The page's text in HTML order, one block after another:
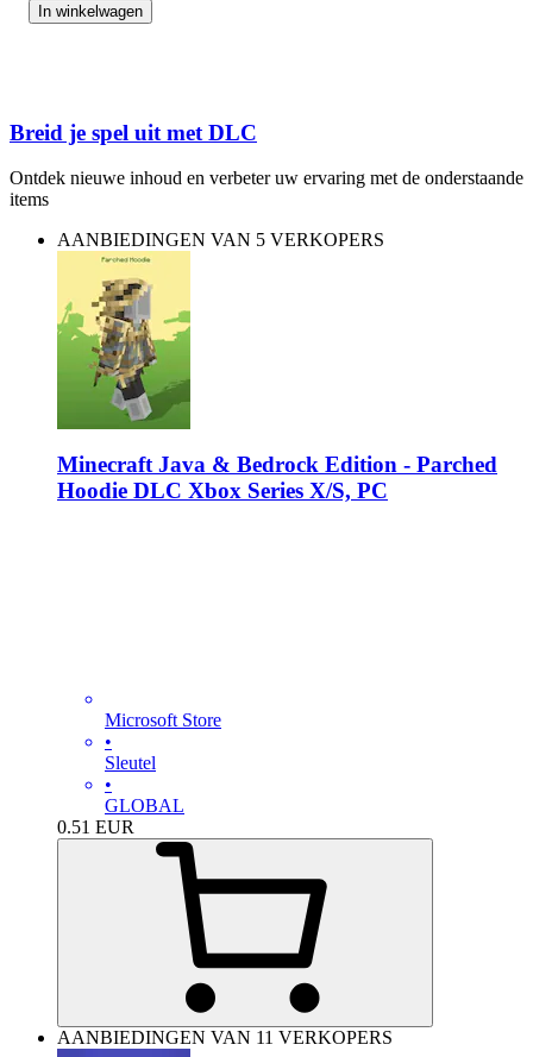
In winkelwagen
Breid je spel uit met DLC
Ontdek nieuwe inhoud en verbeter uw ervaring met de onderstaande
items
AANBIEDINGEN VAN 5 VERKOPERS
Minecraft Java & Bedrock Edition - Parched
Hoodie DLC Xbox Series X/S, PC
Microsoft Store
•
Sleutel
•
GLOBAL
0.51 EUR
AANBIEDINGEN VAN 11 VERKOPERS